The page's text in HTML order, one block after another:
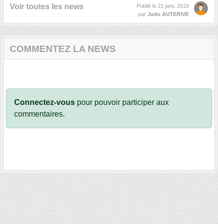
Voir toutes les news Publié le 21 janv. 2019
par Judo AUTERIVE
COMMENTEZ LA NEWS
Connectez-vous pour pouvoir participer aux
commentaires.